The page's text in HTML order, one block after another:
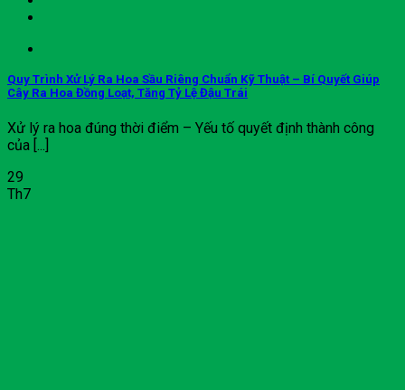
Quy Trình Xử Lý Ra Hoa Sầu Riêng Chuẩn Kỹ Thuật – Bí Quyết Giúp
Cây Ra Hoa Đồng Loạt, Tăng Tỷ Lệ Đậu Trái
Xử lý ra hoa đúng thời điểm – Yếu tố quyết định thành công
của [...]
29
Th7